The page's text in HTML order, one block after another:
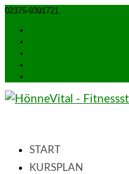
02375-9391721
START
KURSPLAN